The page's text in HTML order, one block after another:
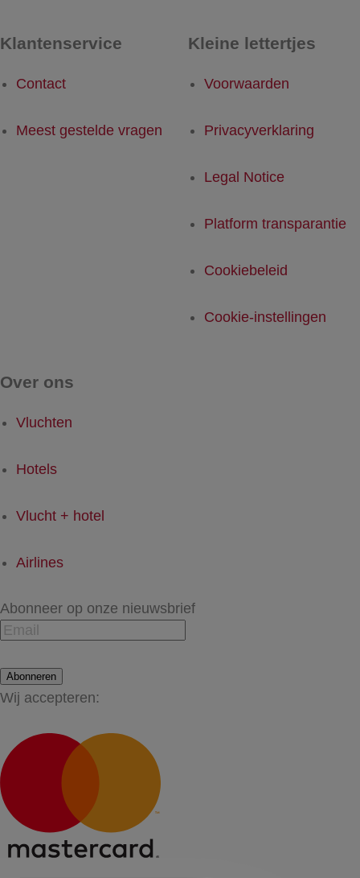
Klantenservice
Contact
Meest gestelde vragen
Kleine lettertjes
Voorwaarden
Privacyverklaring
Legal Notice
Platform transparantie
Cookiebeleid
Cookie-instellingen
Over ons
Vluchten
Hotels
Vlucht + hotel
Airlines
Abonneer op onze nieuwsbrief
Abonneren
Wij accepteren: